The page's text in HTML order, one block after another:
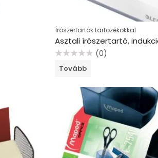
Írószertartók tartozékokkal
(0)
Tovább